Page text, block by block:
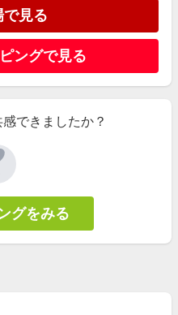
で見る
ングで見る
できましたか？
グをみる